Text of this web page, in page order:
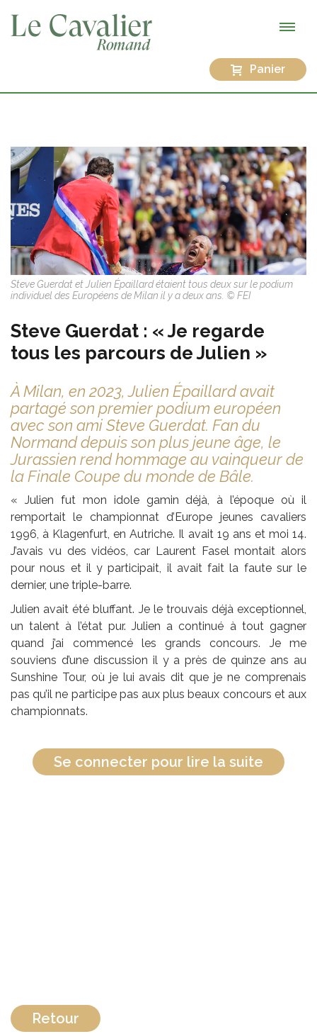
Panier
Steve Guerdat et Julien Épaillard étaient tous deux sur le podium
individuel des Européens de Milan il y a deux ans. © FEI
Steve Guerdat : « Je regarde
tous les parcours de Julien »
À Milan, en 2023, Julien Épaillard avait
partagé son premier podium européen
avec son ami Steve Guerdat. Fan du
Normand depuis son plus jeune âge, le
Jurassien rend hommage au vainqueur de
la Finale Coupe du monde de Bâle.
« Julien fut mon idole gamin déjà, à l’époque où il
remportait le championnat d’Europe jeunes cavaliers
1996, à Klagenfurt, en Autriche. Il avait 19 ans et moi 14.
J’avais vu des vidéos, car Laurent Fasel montait alors
pour nous et il y participait, il avait fait la faute sur le
dernier, une triple-barre.
Julien avait été bluffant. Je le trouvais déjà exceptionnel,
un talent à l’état pur. Julien a continué à tout gagner
quand j’ai commencé les grands concours. Je me
souviens d’une discussion il y a près de quinze ans au
Sunshine Tour, où je lui avais dit que je ne comprenais
pas qu’il ne participe pas aux plus beaux concours et aux
championnats.
Se connecter pour lire la suite
Retour